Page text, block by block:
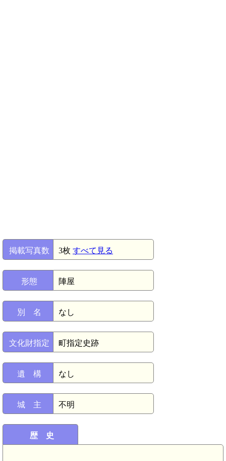
掲載写真数 3枚 すべて見る
形態 陣屋
別 名 なし
文化財指定 町指定史跡
遺 構 なし
城 主 不明
歴 史